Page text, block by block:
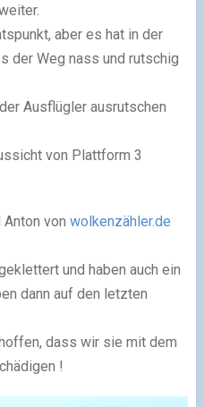
aber es hat in der
der Weg nass und rutschig
Ausflügler ausrutschen
von Plattform 3
von wolkenzähler.de
und haben auch ein
dann auf den letzten
dass wir sie mit dem
!